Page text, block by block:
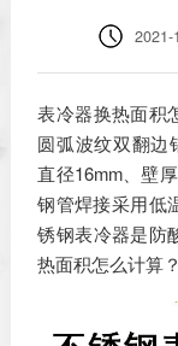
2021-
表冷器换热面积
圆弧波纹双翻边
直径16mm、壁
钢管焊接采用低
锈钢表冷器是防
热面积怎么计算